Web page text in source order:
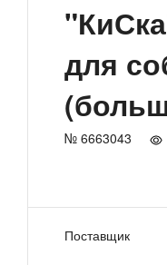
для
№ 6663043
Поставщик